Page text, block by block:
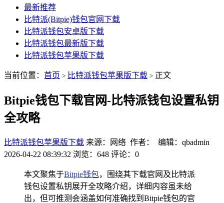
最新推荐
比特派(Bitpie)钱包官网下载
比特派钱包安卓版下载
比特派钱包最新版下载
比特派钱包苹果版下载
当前位置： 首页 > 比特派钱包苹果版下载 > 正文
Bitpie钱包下载官网-比特派钱包设置私钥
全攻略
比特派钱包苹果版下载 来源：网络 作者： 编辑：qbadmin
2026-04-22 08:39:32 浏览：648 评论：0
本文聚焦于Bitpie钱包，围绕其下载官网及比特派
钱包设置私钥展开全攻略介绍，详细内容虽未给
出，但可推测会涵盖如何准确找到Bitpie钱包的官